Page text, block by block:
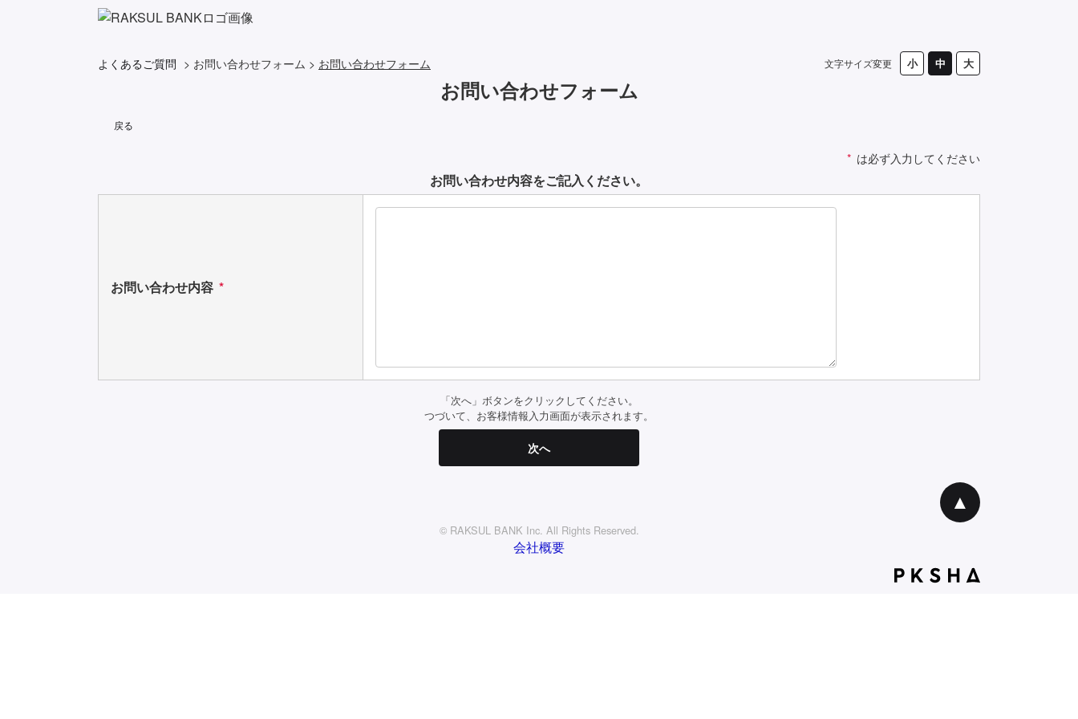
文字サイズ変更
よくあるご質問 > お問い合わせフォーム > お問い合わせフォーム
お問い合わせフォーム
戻る
* は必ず入力してください
お問い合わせ内容をご記入ください。
お問い合わせ内容 *
「次へ」ボタンをクリックしてください。
つづいて、お客様情報入力画面が表示されます。
© RAKSUL BANK Inc. All Rights Reserved.
会社概要